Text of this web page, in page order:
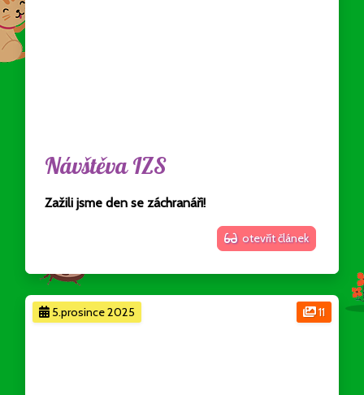
Návštěva IZS
Zažili jsme den se záchranáři!
otevřít článek
11
5.prosince 2025